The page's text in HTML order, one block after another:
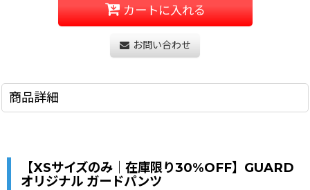
カートに入れる
お問い合わせ
商品詳細
【XSサイズのみ｜在庫限り30%OFF】GUARD
オリジナル ガードパンツ